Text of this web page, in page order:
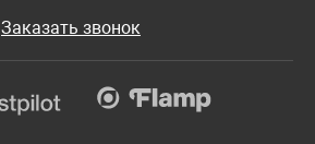
Заказать звонок